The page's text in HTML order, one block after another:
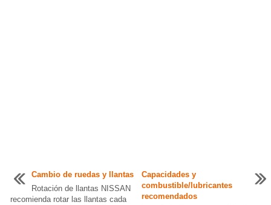
Cambio de ruedas y llantas
Rotación de llantas NISSAN
recomienda rotar las llantas cada
Capacidades y
combustible/lubricantes
recomendados